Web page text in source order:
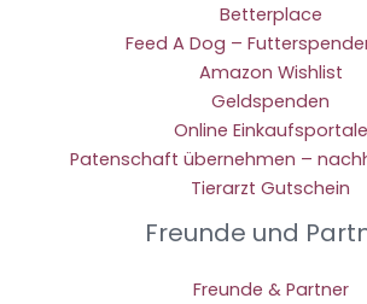
Betterplace
Feed A Dog –
Amazon Wishlist
Geldspenden
Online Einkaufsportale
Patenschaft übernehmen –
Tierarzt Gutschein
Freunde und
Freunde & Partner